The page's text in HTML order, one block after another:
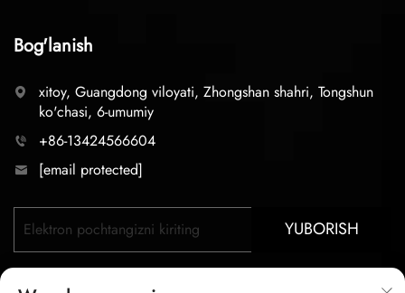
Bog'lanish
xitoy, Guangdong viloyati, Zhongshan shahri, Tongshun
ko'chasi, 6-umumiy
+86-13424566604
[email protected]
YUBORISH